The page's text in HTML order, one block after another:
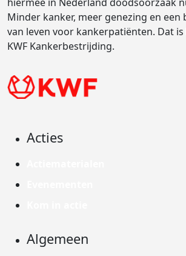
Minder kanker, meer genezing en
van leven voor kankerpatiënten. Dat
KWF Kankerbestrijding.
Acties
Algemeen